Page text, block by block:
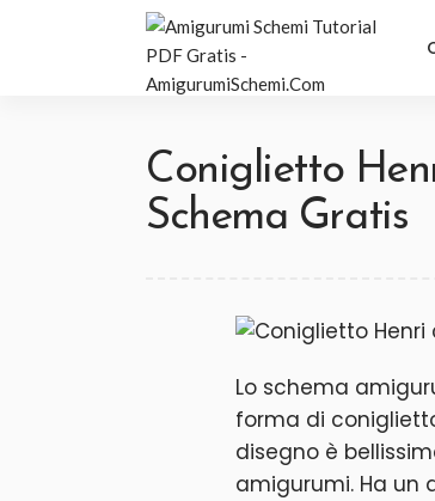
Coniglietto
Schema Gratis
Lo schema
forma di
disegno è
amigurumi. Ha un